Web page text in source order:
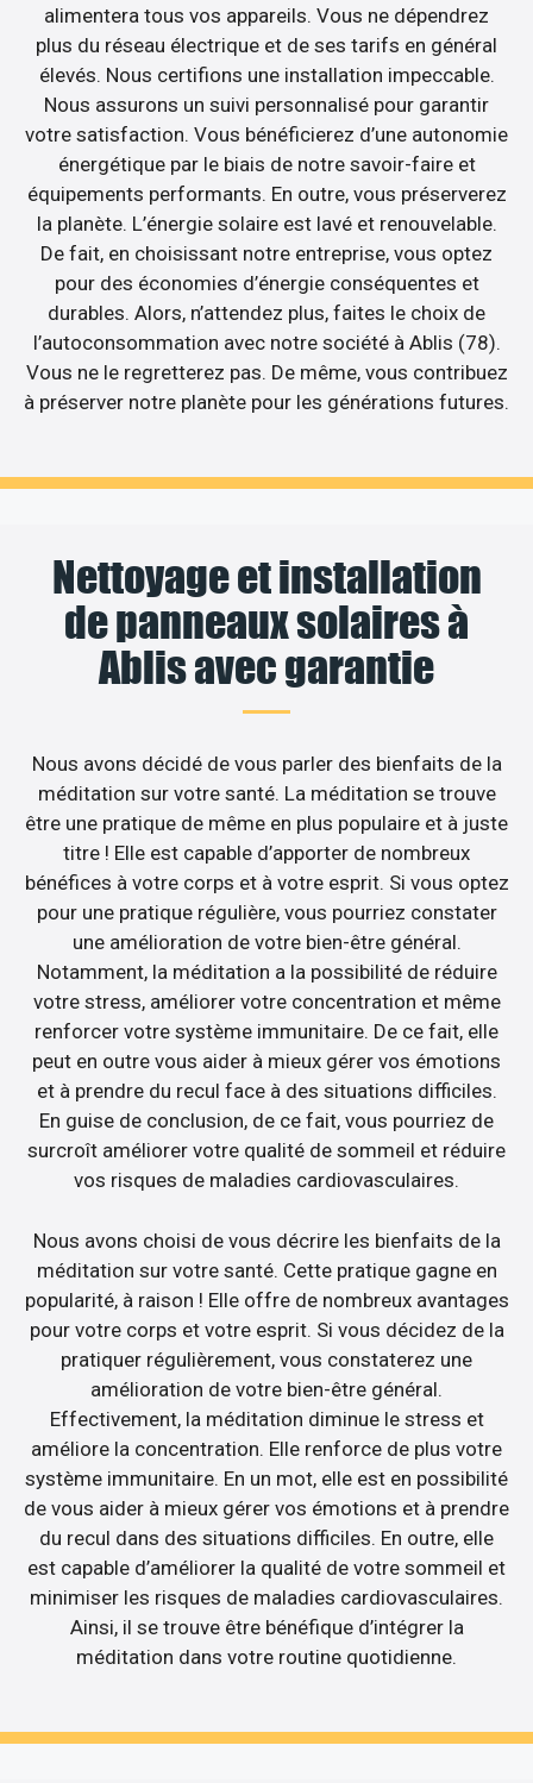
alimentera tous vos appareils. Vous ne dépendrez
plus du réseau électrique et de ses tarifs en général
élevés. Nous certifions une installation impeccable.
Nous assurons un suivi personnalisé pour garantir
votre satisfaction. Vous bénéficierez d’une autonomie
énergétique par le biais de notre savoir-faire et
équipements performants. En outre, vous préserverez
la planète. L’énergie solaire est lavé et renouvelable.
De fait, en choisissant notre entreprise, vous optez
pour des économies d’énergie conséquentes et
durables. Alors, n’attendez plus, faites le choix de
l’autoconsommation avec notre société à Ablis (78).
Vous ne le regretterez pas. De même, vous contribuez
à préserver notre planète pour les générations futures.
Nettoyage et installation
de panneaux solaires à
Ablis avec garantie
Nous avons décidé de vous parler des bienfaits de la
méditation sur votre santé. La méditation se trouve
être une pratique de même en plus populaire et à juste
titre ! Elle est capable d’apporter de nombreux
bénéfices à votre corps et à votre esprit. Si vous optez
pour une pratique régulière, vous pourriez constater
une amélioration de votre bien-être général.
Notamment, la méditation a la possibilité de réduire
votre stress, améliorer votre concentration et même
renforcer votre système immunitaire. De ce fait, elle
peut en outre vous aider à mieux gérer vos émotions
et à prendre du recul face à des situations difficiles.
En guise de conclusion, de ce fait, vous pourriez de
surcroît améliorer votre qualité de sommeil et réduire
vos risques de maladies cardiovasculaires.
Nous avons choisi de vous décrire les bienfaits de la
méditation sur votre santé. Cette pratique gagne en
popularité, à raison ! Elle offre de nombreux avantages
pour votre corps et votre esprit. Si vous décidez de la
pratiquer régulièrement, vous constaterez une
amélioration de votre bien-être général.
Effectivement, la méditation diminue le stress et
améliore la concentration. Elle renforce de plus votre
système immunitaire. En un mot, elle est en possibilité
de vous aider à mieux gérer vos émotions et à prendre
du recul dans des situations difficiles. En outre, elle
est capable d’améliorer la qualité de votre sommeil et
minimiser les risques de maladies cardiovasculaires.
Ainsi, il se trouve être bénéfique d’intégrer la
méditation dans votre routine quotidienne.